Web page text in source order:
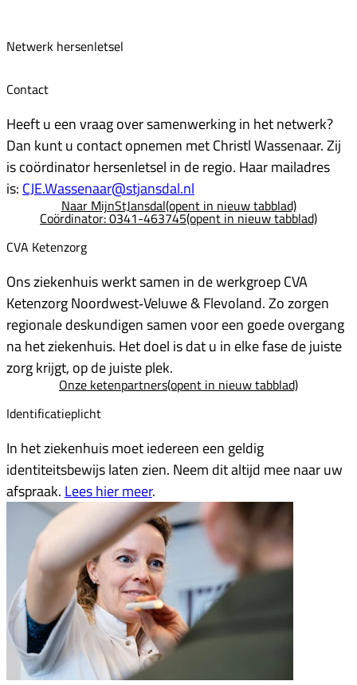
Netwerk hersenletsel
Contact
Heeft u een vraag over samenwerking in het netwerk?
Dan kunt u contact opnemen met Christl Wassenaar. Zij
is coördinator hersenletsel in de regio. Haar mailadres
is: CJE.Wassenaar@stjansdal.nl
Naar MijnStJansdal(opent in nieuw tabblad)
Coördinator: 0341-463745(opent in nieuw tabblad)
CVA Ketenzorg
Ons ziekenhuis werkt samen in de werkgroepCVA
Ketenzorg Noordwest‑Veluwe & Flevoland. Zo zorgen
regionale deskundigen samen voor een goede overgang
na het ziekenhuis. Het doel is dat u in elke fase de juiste
zorg krijgt, op de juiste plek.
Onze ketenpartners(opent in nieuw tabblad)
Identificatieplicht
In het ziekenhuis moet iedereen een geldig
identiteitsbewijs laten zien. Neem dit altijd mee naar uw
afspraak. Lees hier meer.